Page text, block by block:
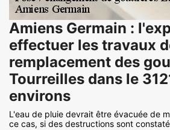
Amiens Germain :
effectuer les travaux
remplacement des
Tourreilles dans le
environs
L'eau de pluie devrait être évacuée de
ce cas, si des destructions sont